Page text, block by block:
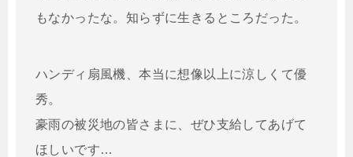
もなかったな。知らずに生きるところだった。
ハンディ扇風機、本当に想像以上に涼しくて優
秀。
豪雨の被災地の皆さまに、ぜひ支給してあげて
ほしいです…